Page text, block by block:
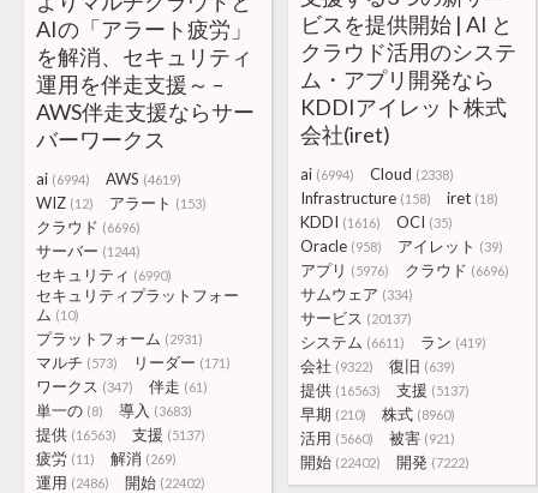
AIの「アラート疲労」
を解消、セキュリティ
運用を伴走支援～ –
AWS伴走支援ならサー
バーワークス
ai (6994) AWS (4619)
WIZ (12) アラート (153)
クラウド (6696)
サーバー (1244)
セキュリティ (6990)
セキュリティプラットフォー
ム (10)
プラットフォーム (2931)
マルチ (573) リーダー (171)
ワークス (347) 伴走 (61)
単一の (8) 導入 (3683)
提供 (16563) 支援 (5137)
疲労 (11) 解消 (269)
運用 (2486) 開始 (22402)
ビスを提供開始 | AI と
クラウド活用のシステ
ム・アプリ開発なら
KDDIアイレット株式
会社(iret)
ai (6994) Cloud (2338)
Infrastructure (158) iret (18)
KDDI (1616) OCI (35)
Oracle (958) アイレット (39)
アプリ (5976) クラウド (6696)
サムウェア (334)
サービス (20137)
システム (6611) ラン (419)
会社 (9322) 復旧 (639)
提供 (16563) 支援 (5137)
早期 (210) 株式 (8960)
活用 (5660) 被害 (921)
開始 (22402) 開発 (7222)